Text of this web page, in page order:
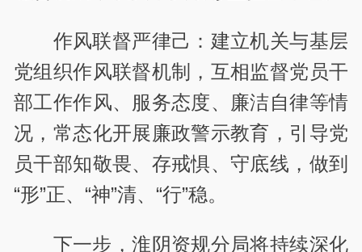
作风联督严律己：建立机关与基层
党组织作风联督机制，互相监督党员干
部工作作风、服务态度、廉洁自律等情
况，常态化开展廉政警示教育，引导党
员干部知敬畏、存戒惧、守底线，做到
“形”正、“神”清、“行”稳。
下一步，淮阴资规分局将持续深化